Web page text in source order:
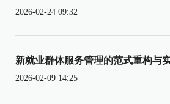
2026-02-24 09:32
新就业群体服务管理的范式重构与
2026-02-09 14:25